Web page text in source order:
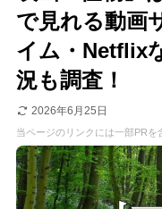
で見れる動画
イム・Netflix
況も調査！
2026年6月25日
当ページのリンクには一部PRを